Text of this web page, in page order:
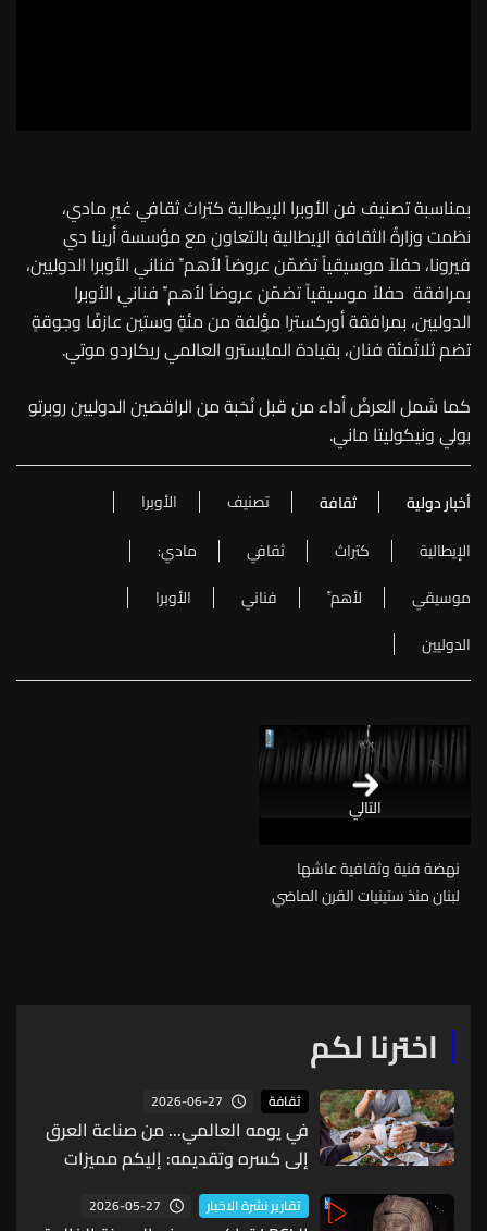
بمناسبة تصنيف فن الأوبرا الإيطالية كتراث ثقافي غيرِ مادي،
نظمت وزارةُ الثقافةِ الإيطالية بالتعاونِ مع مؤسسة أرينا دي
فيرونا، حفلاً موسيقياً تضمّن عروضاً لأهمِّ فناني الأوبرا الدوليين،
بمرافقة حفلاً موسيقياً تضمّن عروضاً لأهمِّ فناني الأوبرا
الدوليين، بمرافقة أوركسترا مؤلفة من مئةٍ وستين عازفًا وجوقةٍ
تضم ثلاثَمئة فنان، بقيادة المايسترو العالمي ريكاردو موتي.
كما شمل العرضُ أداء من قبل نُخبة من الراقصَين الدوليين روبرتو
بولي ونيكوليتا ماني.
أخبار دولية ثقافة تصنيف
الأوبرا
الإيطالية
كتراث ثقافي
مادي:
موسيقي
لأهمِّ فناني
الأوبرا
الدوليين
التالي
نهضة فنية وثقافية عاشها
لبنان منذ ستينيات القرن الماضي
اخترنا لكم
ثقافة 2026-06-27
في يومه العالمي... من صناعة العرق
إلى كسره وتقديمه: إليكم مميزات
المشروب الأبيض ورمز الضيافة اللبنانية
تقارير نشرة الاخبار 2026-05-27